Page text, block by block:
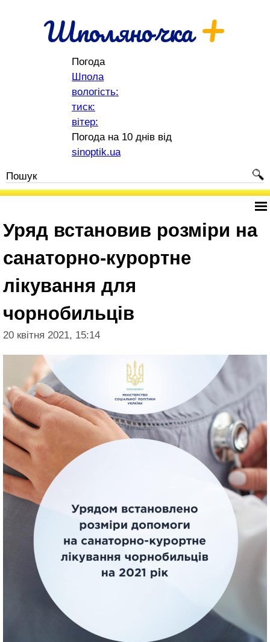
Шполяночка+
Погода
Шпола
вологість:
тиск:
вітер:
Погода на 10 днів від
sinoptik.ua
Уряд встановив розміри на
санаторно-курортне
лікування для
чорнобильців
20 квітня 2021, 15:14